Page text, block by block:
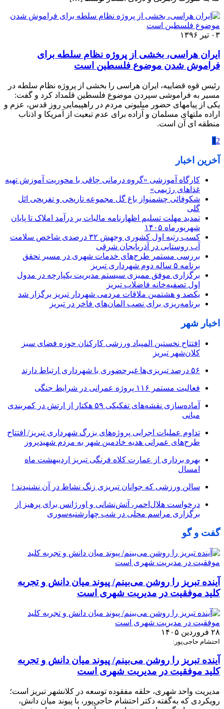
۰۳ تیر ۱۳۹۶
ایران هراسی، بخشی از پروژه نظام سلطه برای
فراموش شدن موضوع فلسطین است
رئیس قوه قضاییه، ایران هراسی را بخشی از پروژه نظام سلطه در
مسیر به فراموشی سپردن موضوع فلسطین قلمداد کرد و گفت:
یکی از پیامهای حضور میلیونی مردم در راهپیمایی روز قدس، عزم و
اراده ملتهای مسلمان و آزاده برای عدم تبعیت از آمریکا و اذناب
منطقه ای آن است.
1 2
آخرین اخبار
کارگاه آموزشی «گروه درمانی چاقی با محوریت آموزش تهیه
غذاهای رژیمی»
شکوفائی چشمنواز باغ گل مجموعه تاریخی و تفریحی ائل
گلی
تمدید مهلت تسلیم اظهارنامه مالیات بر درآمد املاک تا پایان
شهریورماه ۱۴۰۵
کسب رتبه اول کشوری وجهش ۳۲ درصدی شاخص سلامت
آب روستایی در آذربایجان شرقی
بررسی مستمر طرح‌های خدمات شهری در مسیر تحقق
برنامه ۵ ساله دوم شهرداری تبریز
برگزاری موفق ممیزی سیستم مدیریت یکپارچه در مدول
اول تصفیه‌خانه فاضلاب تبریز
یکصد و هشتمین ملاقات مردمی شهردار تبریز برگزار شد
برنامه‌ریزی برای نصب المان‌های فاخر در تبریز
اخبار شهر
افتتاح نخستین المپیاد ورزشی کارکنان حوزه فضای سبز
کلان‌شهر تبریز
۵۶ درصد تبریزی‌ها غیرحضوری با شهرداری ارتباط دارند
فعالیت مستمر ۱۱۶ پروژه عمرانی در شرایط جنگی
آماده‌سازی نقشه‌های تفکیکی ۵۹ هکتار از ارتش در کمربندی
میانی
تداوم عملیات اجرایی پروژه‌های بزرگ شهرداری تبریز/ افتتاح
طرح‌های عمرانی هدیه خادمین شهر به مردم شهیدپرور
بهره برداری از عمارت کلاه فرنگی تبریز اردیبهشت ماه
امسال
سالن ورزشی که جوانان تبریزی زنگ نشاط در آن نشنیدند !
درخواست هلال‌احمر، آتش‌نشانی و اورژانس برای پرهیز از
برگزاری مراسم محلی در شب چهارشنبه‌سوری
گفت و گو
آینده تبریز را روشن می‌بینم/ پیوند میان دانش و تجربه
کلید موفقیت در مدیریت شهری است
۲۸ فروردین ۱۴۰۵
احتشام حاجی‌پور:
آینده تبریز را روشن می‌بینم/ پیوند میان دانش و تجربه
کلید موفقیت در مدیریت شهری است
مدیریت واحد شهری، حلقه مفقوده توسعه در کلانشهر تبریز است؛
رویکردی که به‌گفته دکتر احتشام حاجی‌پور، با پیوند میان دانش،